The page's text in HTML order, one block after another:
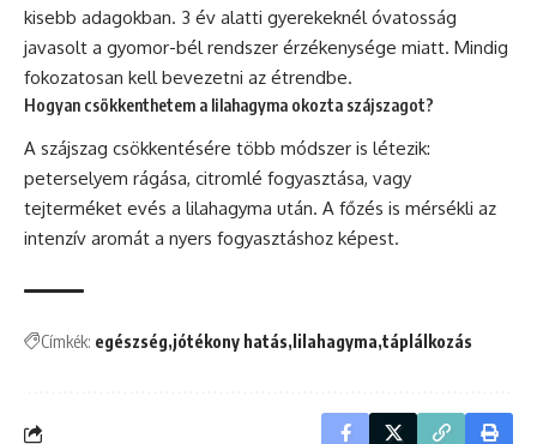
kisebb adagokban. 3 év alatti gyerekeknél óvatosság
javasolt a gyomor-bél rendszer érzékenysége miatt. Mindig
fokozatosan kell bevezetni az étrendbe.
Hogyan csökkenthetem a lilahagyma okozta szájszagot?
A szájszag csökkentésére több módszer is létezik:
peterselyem rágása, citromlé fogyasztása, vagy
tejterméket evés a lilahagyma után. A főzés is mérsékli az
intenzív aromát a nyers fogyasztáshoz képest.
Címkék: egészség jótékony hatás lilahagyma táplálkozás